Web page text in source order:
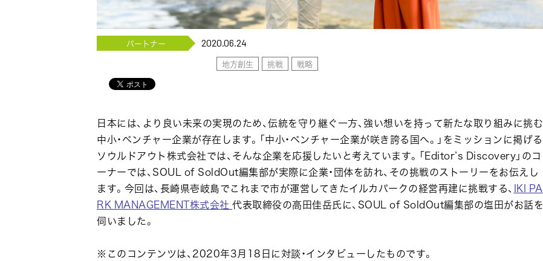
パートナー
2020.06.24
地方創生
挑戦 戦略
日本には、より良い未来の実現のため、伝統を守り継ぐ一方、強い想いを持って新たな取り組みに挑む
中小・ベンチャー企業が存在します。「中小・ベンチャー企業が咲き誇る国へ。」をミッションに掲げる
ソウルドアウト株式会社では、そんな企業を応援したいと考えています。「Editor’s Discovery」のコ
ーナーでは、SOUL of SoldOut編集部が実際に企業・団体を訪れ、その挑戦のストーリーをお伝えし
ます。今回は、長崎県壱岐島でこれまで市が運営してきたイルカパークの経営再建に挑戦する、 IKI PA
RK MANAGEMENT株式会社 代表取締役の高田佳岳氏に、SOUL of SoldOut編集部の塩田がお話を
伺いました。
※このコンテンツは、2020年3月18日に対談・インタビューしたものです。